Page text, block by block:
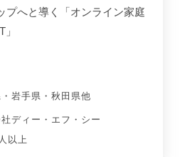
プへと導く「オンライン家庭
・ 岩手県 ・ 秋田県他
ディー・エフ・シー
以上